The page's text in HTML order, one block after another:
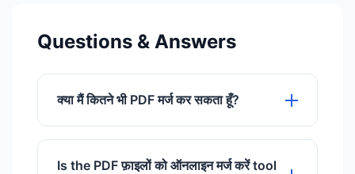
Questions & Answers
क्या मैं कितने भी PDF मर्ज कर सकता हूँ?
आप DocImageHub पर एक बार में 20 PDF
फाइलों तक को मुफ्त में मर्ज कर सकते हैं।
Is the PDF फ़ाइलों को ऑनलाइन मर्ज करें tool